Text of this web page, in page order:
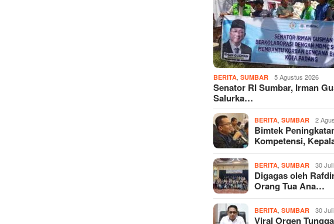
BERITA ,SUMBAR 5 Agustus 2026
Senator RI Sumbar, Irman
Salurka…
BERITA ,SUMBAR 2
Bimtek
Kompetensi,
BERITA ,SUMBAR 30
Digagas oleh
Orang Tua Ana…
BERITA ,SUMBAR 30
Viral Orgen